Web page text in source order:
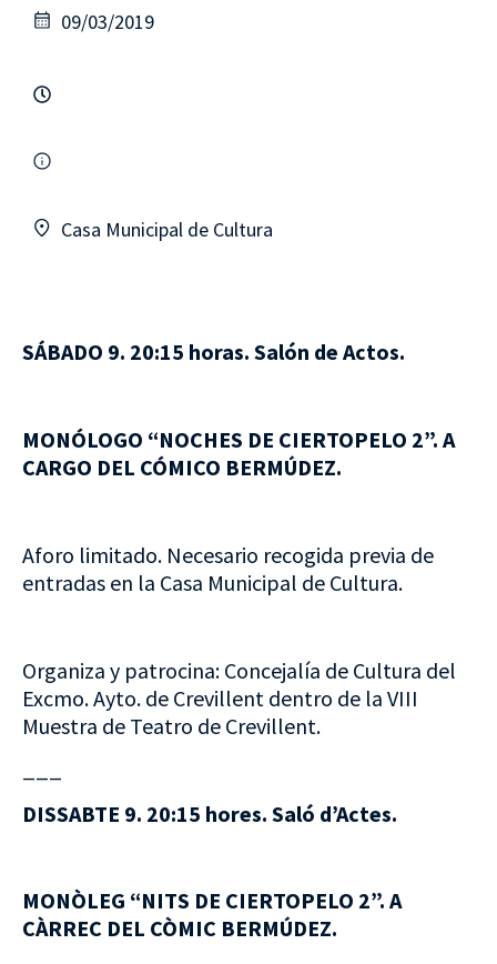
09/03/2019
Casa Municipal de Cultura
SÁBADO 9. 20:15 horas. Salón de Actos.
MONÓLOGO “NOCHES DE CIERTOPELO 2”. A
CARGO DEL CÓMICO BERMÚDEZ.
Aforo limitado. Necesario recogida previa de
entradas en la Casa Municipal de Cultura.
Organiza y patrocina: Concejalía de Cultura del
Excmo. Ayto. de Crevillent dentro de la VIII
Muestra de Teatro de Crevillent.
DISSABTE 9. 20:15 hores. Saló d’Actes.
MONÒLEG “NITS DE CIERTOPELO 2”. A
CÀRREC DEL CÒMIC BERMÚDEZ.